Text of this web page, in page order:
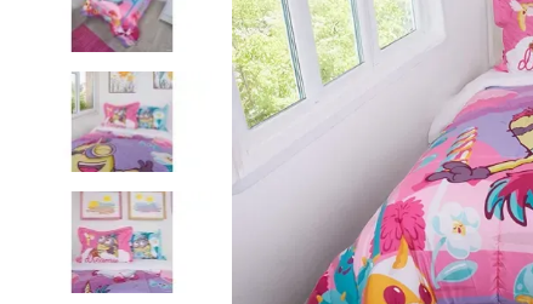
cobija
ovejero
cubrelecho